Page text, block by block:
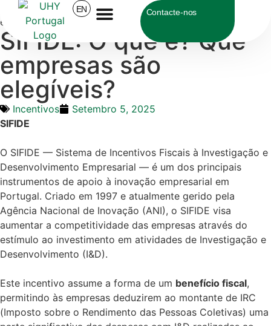
EN Contacte-nos
UHY Portugal >Incentivos
SIFIDE: O que é? Que
empresas são elegíveis?
SIFIDE: O que é? Que
empresas são
elegíveis?
Incentivos
Setembro 5, 2025
SIFIDE
O SIFIDE — Sistema de Incentivos Fiscais à Investigação e
Desenvolvimento Empresarial — é um dos principais
instrumentos de apoio à inovação empresarial em
Portugal. Criado em 1997 e atualmente gerido pela
Agência Nacional de Inovação (ANI), o SIFIDE visa
aumentar a competitividade das empresas através do
estímulo ao investimento em atividades de Investigação e
Desenvolvimento (I&D).
Este incentivo assume a forma de um benefício fiscal,
permitindo às empresas deduzirem ao montante de IRC
(Imposto sobre o Rendimento das Pessoas Coletivas) uma